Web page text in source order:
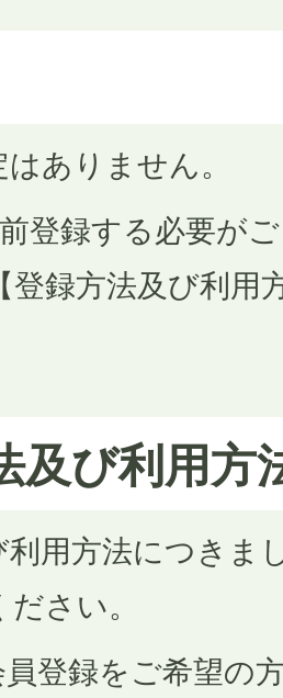
ありません。
登録する必要が
登録方法及び利用
及び利用方
利用方法につきま
さい。
登録をご希望の